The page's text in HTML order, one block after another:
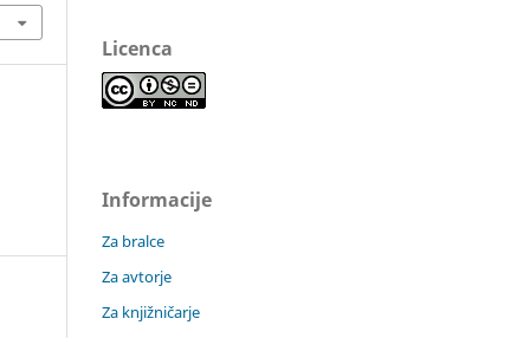
Licenca
Informacije
Za bralce
Za avtorje
Za knjižničarje